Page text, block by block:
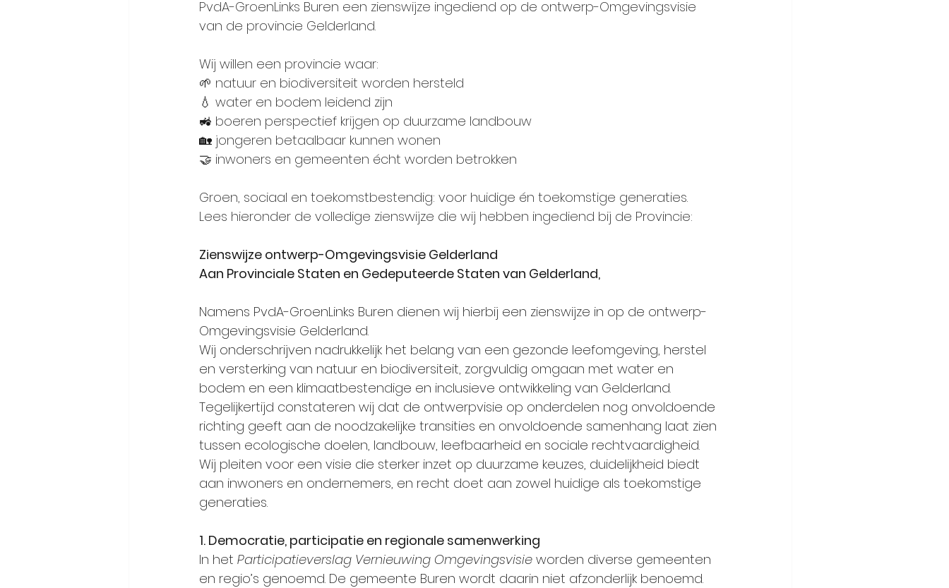
PvdA-GroenLinks Buren een zienswijze ingediend op de ontwerp-Omgevingsvisie
van de provincie Gelderland.
Wij willen een provincie waar:
🌱 natuur en biodiversiteit worden hersteld
💧 water en bodem leidend zijn
🚜 boeren perspectief krijgen op duurzame landbouw
🏡 jongeren betaalbaar kunnen wonen
🤝 inwoners en gemeenten écht worden betrokken
Groen, sociaal en toekomstbestendig: voor huidige én toekomstige generaties.
Lees hieronder de volledige zienswijze die wij hebben ingediend bij de Provincie:
Zienswijze ontwerp-Omgevingsvisie Gelderland
Aan Provinciale Staten en Gedeputeerde Staten van Gelderland,
Namens PvdA-GroenLinks Buren dienen wij hierbij een zienswijze in op de ontwerp-
Omgevingsvisie Gelderland.
Wij onderschrijven nadrukkelijk het belang van een gezonde leefomgeving, herstel
en versterking van natuur en biodiversiteit, zorgvuldig omgaan met water en
bodem en een klimaatbestendige en inclusieve ontwikkeling van Gelderland.
Tegelijkertijd constateren wij dat de ontwerpvisie op onderdelen nog onvoldoende
richting geeft aan de noodzakelijke transities en onvoldoende samenhang laat zien
tussen ecologische doelen, landbouw, leefbaarheid en sociale rechtvaardigheid.
Wij pleiten voor een visie die sterker inzet op duurzame keuzes, duidelijkheid biedt
aan inwoners en ondernemers, en recht doet aan zowel huidige als toekomstige
generaties.
1. Democratie, participatie en regionale samenwerking
In het Participatieverslag Vernieuwing Omgevingsvisie worden diverse gemeenten
en regio’s genoemd. De gemeente Buren wordt daarin niet afzonderlijk benoemd.